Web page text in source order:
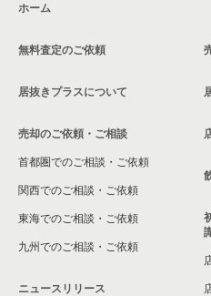
ホーム
無料査定のご依頼
居抜きプラスについて
売却のご依頼・ご相談
首都圏でのご相談・ご依頼
関西でのご相談・ご依頼
東海でのご相談・ご依頼
九州でのご相談・ご依頼
ニュースリリース